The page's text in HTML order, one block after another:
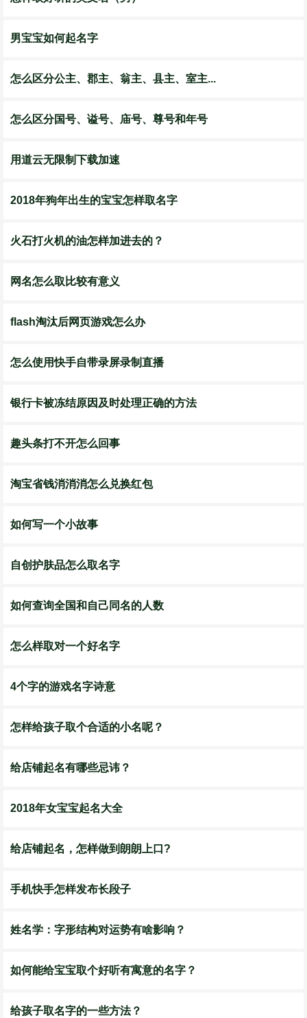
男宝宝如何起名字
怎么区分公主、郡主、翁主、县主、室主...
怎么区分国号、谥号、庙号、尊号和年号
用道云无限制下载加速
2018年狗年出生的宝宝怎样取名字
火石打火机的油怎样加进去的？
网名怎么取比较有意义
flash淘汰后网页游戏怎么办
怎么使用快手自带录屏录制直播
银行卡被冻结原因及时处理正确的方法
趣头条打不开怎么回事
淘宝省钱消消消怎么兑换红包
如何写一个小故事
自创护肤品怎么取名字
如何查询全国和自己同名的人数
怎么样取对一个好名字
4个字的游戏名字诗意
怎样给孩子取个合适的小名呢？
给店铺起名有哪些忌讳？
2018年女宝宝起名大全
给店铺起名，怎样做到朗朗上口?
手机快手怎样发布长段子
姓名学：字形结构对运势有啥影响？
如何能给宝宝取个好听有寓意的名字？
给孩子取名字的一些方法？